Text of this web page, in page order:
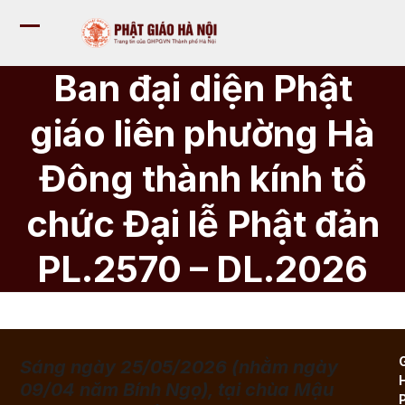
qua
nội
menu
động
menu
động
Ban đại diện Phật
giáo liên phường Hà
Đông thành kính tổ
chức Đại lễ Phật đản
PL.2570 – DL.2026
Sáng ngày 25/05/2026 (nhằm ngày
09/04 năm Bính Ngọ), tại chùa Mậu